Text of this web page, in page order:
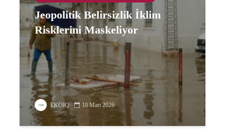
Jeopolitik Belirsizlik İklim
Risklerini Maskeliyor
EKOIQ 10 Mart 2026